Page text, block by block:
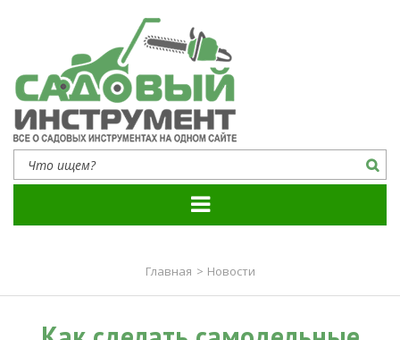
Садовый инструмент
Все о садовых инструментах на одном сайте
Главная > Новости